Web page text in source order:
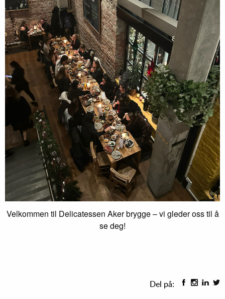
Velkommen til Delicatessen Aker brygge – vi gleder oss til å
se deg!
Del på: